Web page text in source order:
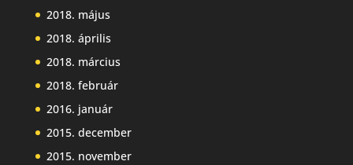
2018. május
2018. április
2018. március
2018. február
2016. január
2015. december
2015. november